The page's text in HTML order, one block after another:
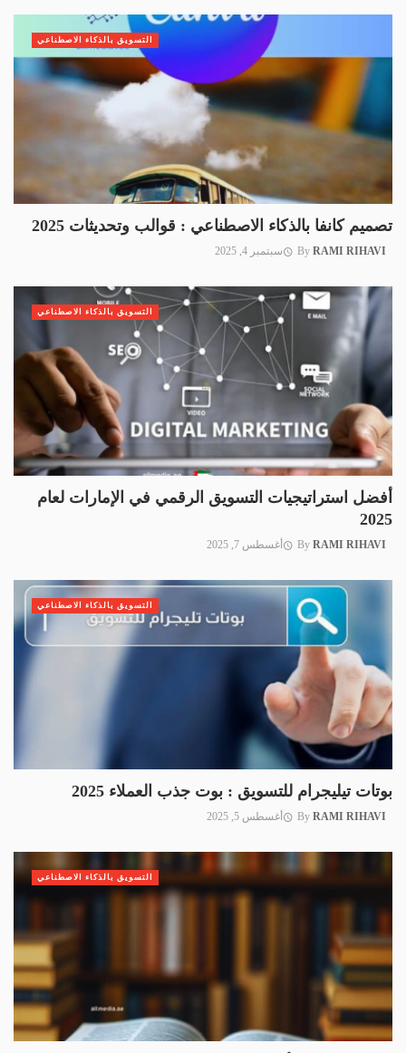
تصميم كانفا بالذكاء الاصطناعي : قوالب وتحديثات 2025
By RAMI RIHAVI سبتمبر 4, 2025
التسويق بالذكاء الاصطناعي
أفضل استراتيجيات التسويق الرقمي في الإمارات لعام
2025
By RAMI RIHAVI أغسطس 7, 2025
التسويق بالذكاء الاصطناعي
بوتات تيليجرام للتسويق : بوت جذب العملاء 2025
By RAMI RIHAVI أغسطس 5, 2025
التسويق بالذكاء الاصطناعي
التسويق بالذكاء الاصطناعي